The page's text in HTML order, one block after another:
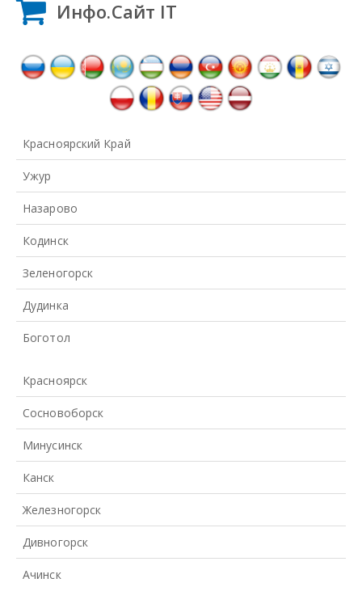
Инфо.Сайт IT
Красноярский Край
Ужур
Назарово
Кодинск
Зеленогорск
Дудинка
Боготол
Красноярск
Сосновоборск
Минусинск
Канск
Железногорск
Дивногорск
Ачинск